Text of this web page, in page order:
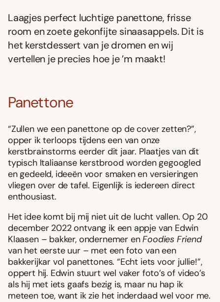
Laagjes perfect luchtige panettone, frisse
room en zoete gekonfijte sinaasappels. Dit is
het kerstdessert van je dromen en wij
vertellen je precies hoe je ’m maakt!
Panettone
“Zullen we een panettone op de cover zetten?”,
opper ik terloops tijdens een van onze
kerstbrainstorms eerder dit jaar. Plaatjes van dit
typisch Italiaanse kerstbrood worden gegoogled
en gedeeld, ideeën voor smaken en versieringen
vliegen over de tafel. Eigenlijk is iedereen direct
enthousiast.
Het idee komt bij mij niet uit de lucht vallen. Op 20
december 2022 ontvang ik een appje van Edwin
Klaasen – bakker, ondernemer enFoodies Friend
van het eerste uur – met een foto van een
bakkerijkar vol panettones. “Echt iets voor jullie!”,
oppert hij. Edwin stuurt wel vaker foto’s of video’s
als hij met iets gaafs bezig is, maar nu hap ik
meteen toe, want ik zie het inderdaad wel voor me.